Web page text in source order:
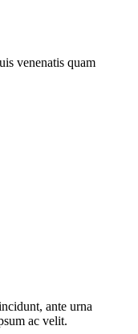
venenatis quam
ante urna
ac velit.